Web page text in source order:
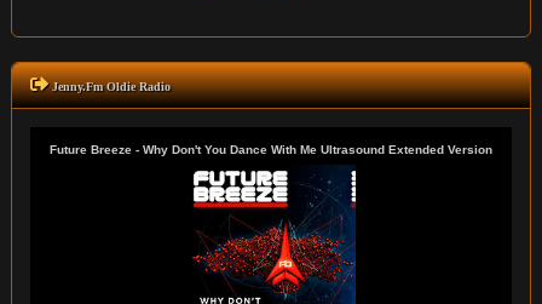
Jenny.Fm Oldie Radio